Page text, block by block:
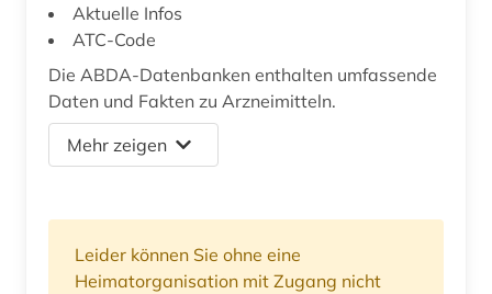
Aktuelle Infos
ATC-Code
Die ABDA-Datenbanken enthalten umfassende
Daten und Fakten zu Arzneimitteln.
Mehr zeigen
Leider können Sie ohne eine
Heimatorganisation mit Zugang nicht